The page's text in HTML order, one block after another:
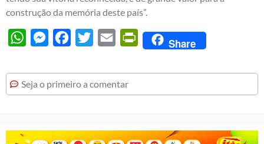
construção da memória deste país”.
WhatsAppMessengerFacebook
Twitter Email PrintFriendly
Share
Seja o primeiro a comentar